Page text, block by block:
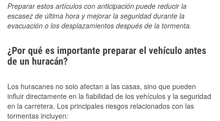
Preparar estos artículos con anticipación puede reducir la
escasez de última hora y mejorar la seguridad durante la
evacuación o los desplazamientos después de la tormenta.
¿Por qué es importante preparar el vehículo antes
de un huracán?
Los huracanes no solo afectan a las casas, sino que pueden
influir directamente en la fiabilidad de los vehículos y la seguridad
en la carretera. Los principales riesgos relacionados con las
tormentas incluyen: